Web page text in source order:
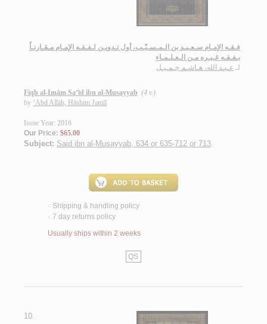
فـقـه الإمـام سـعـيـد بن الـمـسـيّـب، أول تـدويـن لـفـقـه الإمـام مـقـارنـاً
بـفـقـه غـيـره مـن الـعـلـمـاء
لـ عـبـد الله، هـاشـم جـمـيـل
Fiqh al-Imām Sa‘īd ibn al-Musayyab (4 v.)
by ‘Abd Allāh, Hāshim Jamīl
Issue Year: 2016
Our Price: $65.00
Subject: Said ibn al-Musayyab, 634 or 635-712 or 713.
< Shipping & handling policy
< 7 day returns policy
Usually ships within 2 weeks
QS
10.